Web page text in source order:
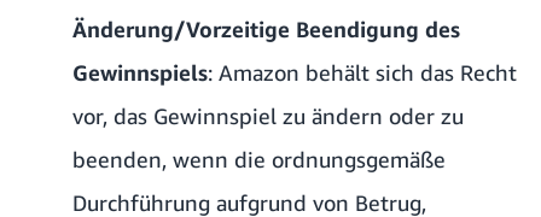
Änderung/Vorzeitige Beendigung des
Gewinnspiels: Amazon behält sich das Recht
vor, das Gewinnspiel zu ändern oder zu
beenden, wenn die ordnungsgemäße
Durchführung aufgrund von Betrug,